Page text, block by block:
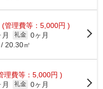
(管理費等：5,000円 )
礼金 0ヶ月
20.30㎡
理費等：5,000円 )
礼金 0ヶ月